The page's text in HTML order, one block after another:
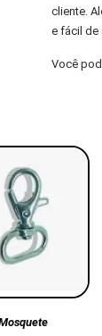
cliente.
e fácil de
Você